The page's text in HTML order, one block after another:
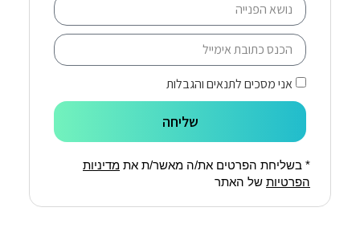
אני מסכים לתנאים והגבלות
שליחה
* בשליחת הפרטים את/ה מאשר/ת את מדיניות
הפרטיות של האתר